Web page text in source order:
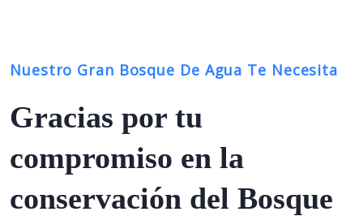
Nuestro Gran Bosque De Agua Te Necesita
Gracias por tu
compromiso en la
conservación del Bosque